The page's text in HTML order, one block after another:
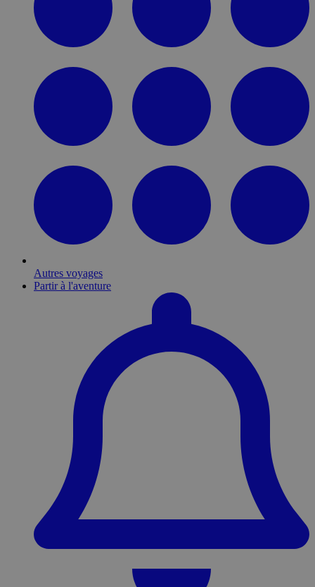
Autres voyages
Partir à l'aventure